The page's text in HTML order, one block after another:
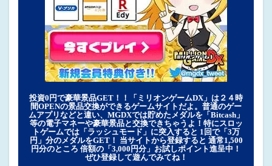
投資0円で豪華景品GET！！「ミリオンゲームDX」は２４時
間OPENの景品交換ができるゲームサイトだよ。普通のゲー
ムアプリなどと違い、MGDXでは貯めたメダルを「Bitcash」
等の電子マネーや豪華景品と交換できちゃうよ！特にスロッ
トゲームでは「ラッシュモード」に突入すると 1回で「3万
円」分のメダルをGET！ 当サイトから登録すると 通常1,500
円分のところ 倍額の「3,000円分」お試しポイント進呈中！
ぜひ登録して遊んでみてね！